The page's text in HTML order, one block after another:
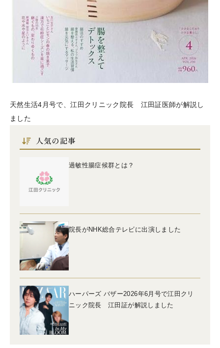
天然生活4月号で、江田クリニック院長 江田証医師が解説し
ました
人気の記事
過敏性腸症候群とは？
院長がNHK総合テレビに出演しました
ハーパーズ バザー2026年6月号で江田クリ
ニック院長 江田証が解説しました